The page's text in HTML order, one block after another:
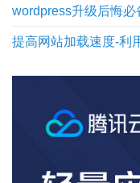
wordpress升级后悔
提高网站加载速度-利